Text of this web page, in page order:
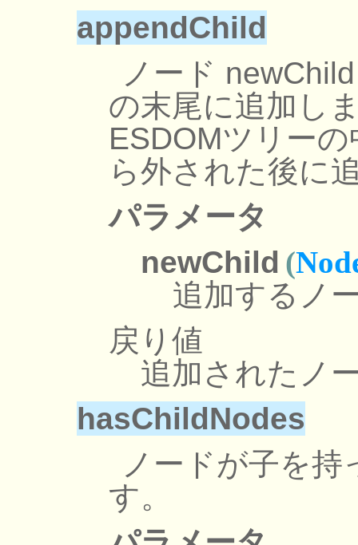
appendChild
ノード
の末尾に追加し
ESDOMツリー
ら外された後に
パラメータ
newChild (
追加するノ
戻り値
追加されたノ
hasChildNodes
ノードが子を
す。